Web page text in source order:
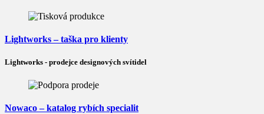
Lightworks – taška pro klienty
Lightworks - prodejce designových svítidel
Nowaco – katalog rybích specialit